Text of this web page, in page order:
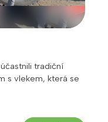
tradiční
s vlekem, která se